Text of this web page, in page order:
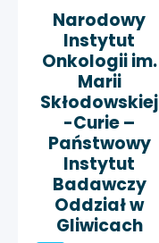
Narodowy
Instytut
Onkologii im.
Marii
Skłodowskiej
-Curie –
Państwowy
Instytut
Badawczy
Oddział w
Gliwicach